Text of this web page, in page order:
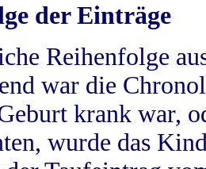
der Einträge
Reihenfolge
war die
krank war,
wurde das